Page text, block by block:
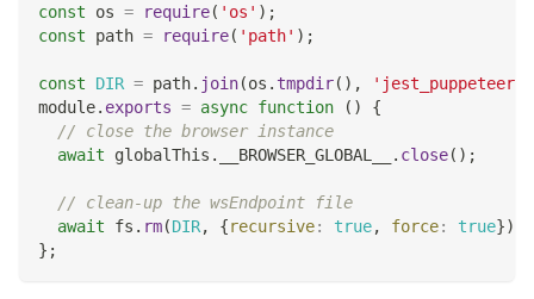
const os = require( 'os' ) ;
const path = require( 'path' ) ;
const DIR = path. join(os . tmpdir( ) ,
module. exports = async function ( )
{
// close the browser instance
await globalThis . __BROWSER_GLOBAL__ . close( ) ;
// clean-up the wsEndpoint file
await fs . rm(DIR, {recursive: true, force: true})
} ;